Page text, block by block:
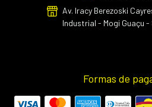
Av. Iracy Berezoski
Industrial - Mogi Guaçu -
Formas de